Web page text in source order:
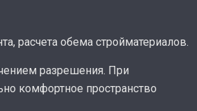
расчета обема стройматериалов.
разрешения. При
комфортное пространство